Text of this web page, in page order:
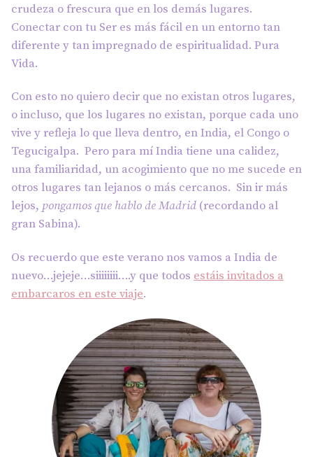
crudeza o frescura que en los demás lugares.
Conectar con tu Ser es más fácil en un entorno tan
diferente y tan impregnado de espiritualidad. Pura
Vida.
Con esto no quiero decir que no existan otros lugares,
o incluso, que los lugares no existan, porque cada uno
vive y refleja lo que lleva dentro, en India, el Congo o
Tegucigalpa. Pero para mí India tiene una calidez,
una familiaridad, un acogimiento que no me sucede en
otros lugares tan lejanos o más cercanos. Sin ir más
lejos, pongamos que hablo de Madrid (recordando al
gran Sabina).
Os recuerdo que este verano nos vamos a India de
nuevo…jejeje…siiiiiiii….y que todos estáis invitados a
embarcaros en este viaje.